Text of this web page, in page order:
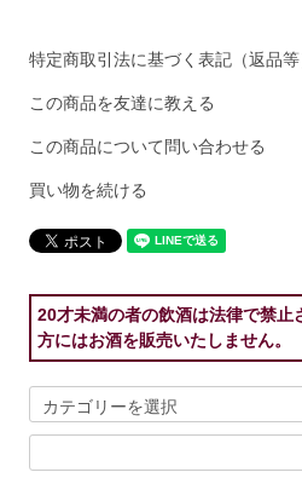
特定商取引法に基づく表記（返品等
この商品を友達に教える
この商品について問い合わせる
買い物を続ける
20才未満の者の飲酒は法律で禁止
方にはお酒を販売いたしません。